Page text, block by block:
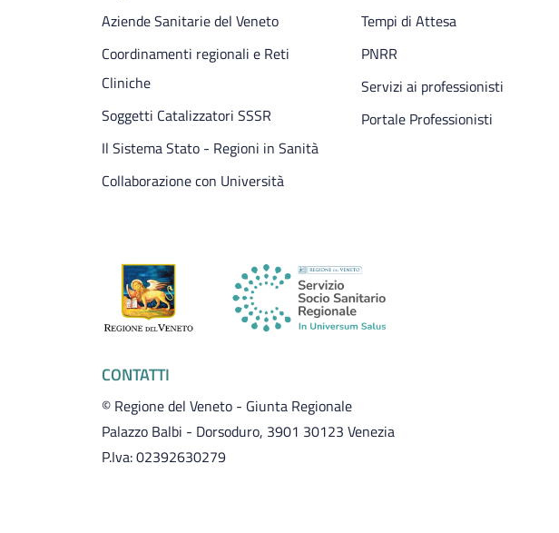
Aziende Sanitarie del Veneto
Coordinamenti regionali e Reti
Cliniche
Soggetti Catalizzatori SSSR
Il Sistema Stato - Regioni in Sanità
Collaborazione con Università
Tempi di Attesa
PNRR
Servizi ai professionisti
Portale Professionisti
CONTATTI
© Regione del Veneto - Giunta Regionale
Palazzo Balbi - Dorsoduro, 3901 30123 Venezia
P.Iva: 02392630279